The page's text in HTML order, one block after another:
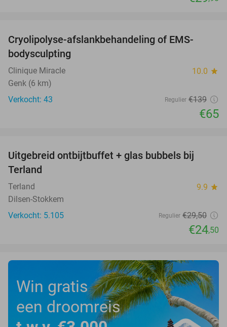
Cryolipolyse-afslankbehandeling of EMS-
bodysculpting
Clinique Miracle 10.0 star
Genk (6 km)
Verkocht: 43
Regulier €139
€65
Uitgebreid ontbijtbuffet + glas bubbels bij
Terland
Terland 9.9 star
Dilsen-Stokkem
Verkocht: 5.105
Regulier €29,50
€24,50
Win gratis
een droomreis